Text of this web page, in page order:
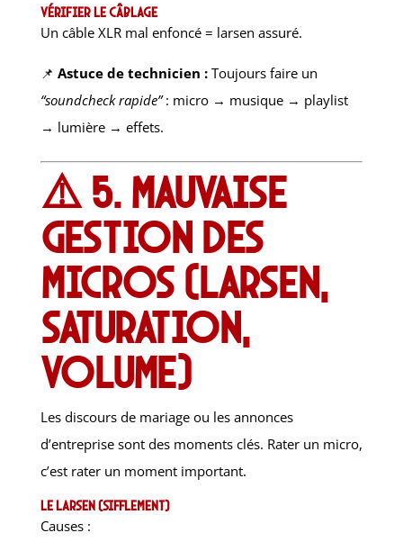
Vérifier le câblage
Un câble XLR mal enfoncé = larsen assuré.
📌 Astuce de technicien :Toujours faire un
“soundcheck rapide”: micro → musique → playlist
→ lumière → effets.
⚠️ 5. Mauvaise
gestion des
micros (larsen,
saturation,
volume)
Les discours de mariage ou les annonces
d’entreprise sont des moments clés. Rater un micro,
c’est rater un moment important.
Le Larsen (sifflement)
Causes :